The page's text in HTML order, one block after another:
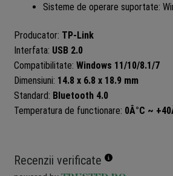
Sisteme de operare suportate:
Producator: TP-Link
Interfata: USB 2.0
Compatibilitate: Windows 11/10/8.1/7
Dimensiuni: 14.8 x 6.8 x 18.9 mm
Standard: Bluetooth 4.0
Temperatura de functionare: 0Â°C ~
Recenzii verificate